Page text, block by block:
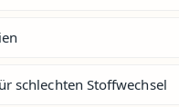
schlechten Stoffwechsel